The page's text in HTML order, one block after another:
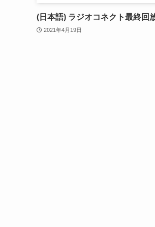
(日本語) ラジオコネクト最終回
2021年4月19日